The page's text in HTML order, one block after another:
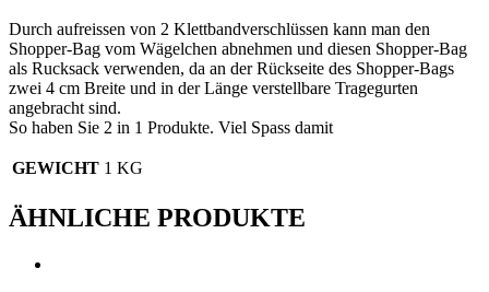
Durch aufreissen von 2 Klettbandverschlüssen kann man den
Shopper-Bag vom Wägelchen abnehmen und diesen Shopper-Bag
als Rucksack verwenden, da an der Rückseite des Shopper-Bags
zwei 4 cm Breite und in der Länge verstellbare Tragegurten
angebracht sind.
So haben Sie 2 in 1 Produkte. Viel Spass damit
GEWICHT 1 KG
ÄHNLICHE PRODUKTE